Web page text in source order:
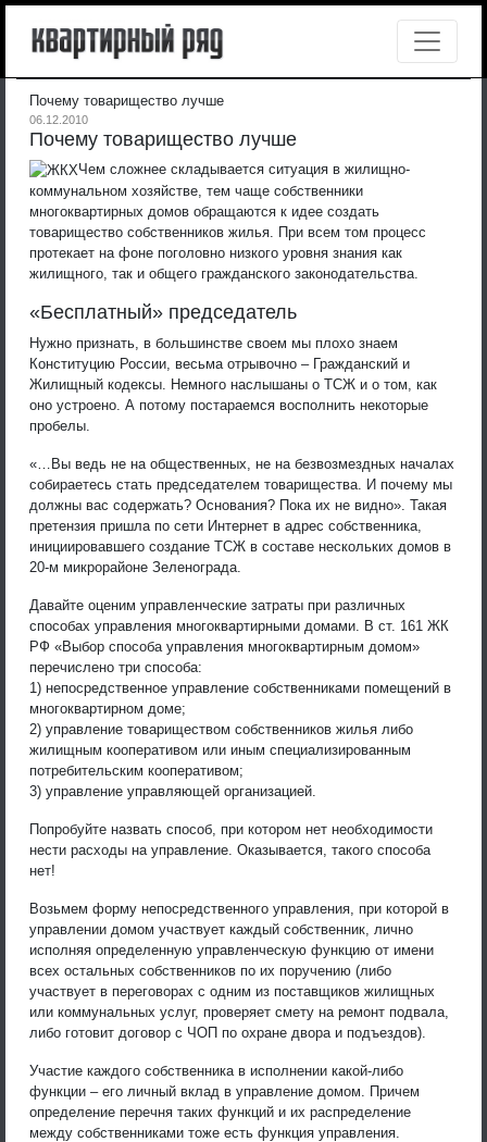
Почему товарищество лучше
06.12.2010
Почему товарищество лучше
Чем сложнее складывается ситуация в жилищно-
коммунальном хозяйстве, тем чаще собственники
многоквартирных домов обращаются к идее создать
товарищество собственников жилья. При всем том процесс
протекает на фоне поголовно низкого уровня знания как
жилищного, так и общего гражданского законодательства.
«Бесплатный» председатель
Нужно признать, в большинстве своем мы плохо знаем
Конституцию России, весьма отрывочно – Гражданский и
Жилищный кодексы. Немного наслышаны о ТСЖ и о том, как
оно устроено. А потому постараемся восполнить некоторые
пробелы.
«…Вы ведь не на общественных, не на безвозмездных началах
собираетесь стать председателем товарищества. И почему мы
должны вас содержать? Основания? Пока их не видно». Такая
претензия пришла по сети Интернет в адрес собственника,
инициировавшего создание ТСЖ в составе нескольких домов в
20-м микрорайоне Зеленограда.
Давайте оценим управленческие затраты при различных
способах управления многоквартирными домами. В ст. 161 ЖК
РФ «Выбор способа управления многоквартирным домом»
перечислено три способа:
1) непосредственное управление собственниками помещений в
многоквартирном доме;
2) управление товариществом собственников жилья либо
жилищным кооперативом или иным специализированным
потребительским кооперативом;
3) управление управляющей организацией.
Попробуйте назвать способ, при котором нет необходимости
нести расходы на управление. Оказывается, такого способа
нет!
Возьмем форму непосредственного управления, при которой в
управлении домом участвует каждый собственник, лично
исполняя определенную управленческую функцию от имени
всех остальных собственников по их поручению (либо
участвует в переговорах с одним из поставщиков жилищных
или коммунальных услуг, проверяет смету на ремонт подвала,
либо готовит договор с ЧОП по охране двора и подъездов).
Участие каждого собственника в исполнении какой-либо
функции – его личный вклад в управление домом. Причем
определение перечня таких функций и их распределение
между собственниками тоже есть функция управления.